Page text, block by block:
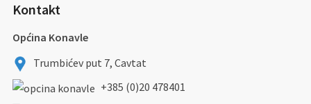
Kontakt
Općina Konavle
Trumbićev put 7, Cavtat
+385 (0)20 478401